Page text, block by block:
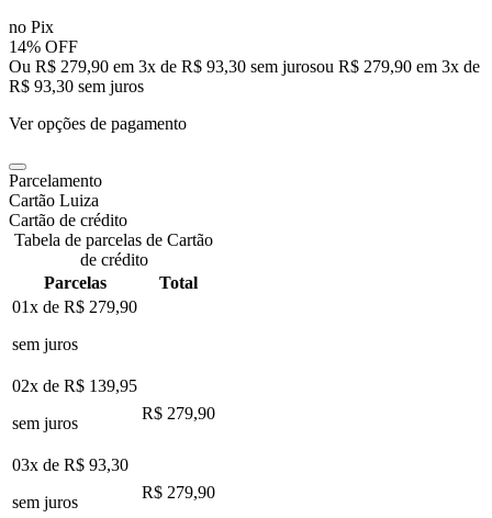
no Pix
14% OFF
Ou R$ 279,90 em 3x de R$ 93,30 sem jurosou R$ 279,90 em 3x de
R$ 93,30 sem juros
Ver opções de pagamento
Parcelamento
Cartão Luiza
Cartão de crédito
Tabela de parcelas de Cartão
de crédito
Parcelas
Total
01x de R$ 279,90
sem juros
02x de R$ 139,95
sem juros
R$ 279,90
03x de R$ 93,30
sem juros
R$ 279,90